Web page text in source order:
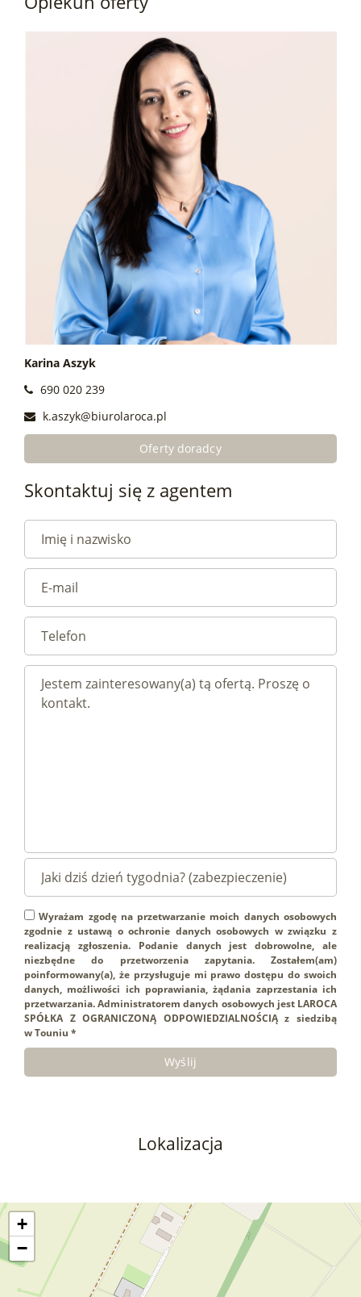
Karina Aszyk
690 020 239
k.aszyk@biurolaroca.pl
Oferty doradcy
Skontaktuj się z agentem
Wyrażam zgodę na przetwarzanie moich danych osobowych
zgodnie z ustawą o ochronie danych osobowych w związku z
realizacją zgłoszenia. Podanie danych jest dobrowolne, ale
niezbędne do przetworzenia zapytania. Zostałem(am)
poinformowany(a), że przysługuje mi prawo dostępu do swoich
danych, możliwości ich poprawiania, żądania zaprzestania ich
przetwarzania. Administratorem danych osobowych jest LAROCA
SPÓŁKA Z OGRANICZONĄ ODPOWIEDZIALNOŚCIĄ z siedzibą
w Touniu *
Lokalizacja
+
−